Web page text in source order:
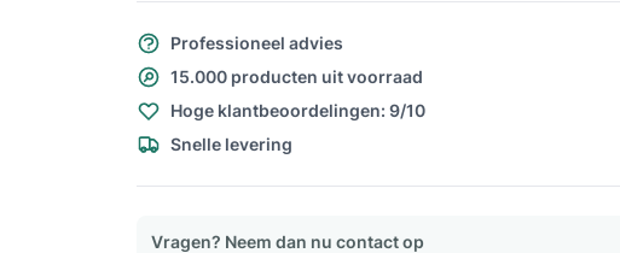
Professioneel advies
15.000 producten uit voorraad
Hoge klantbeoordelingen: 9/10
Snelle levering
Vragen? Neem dan nu contact op